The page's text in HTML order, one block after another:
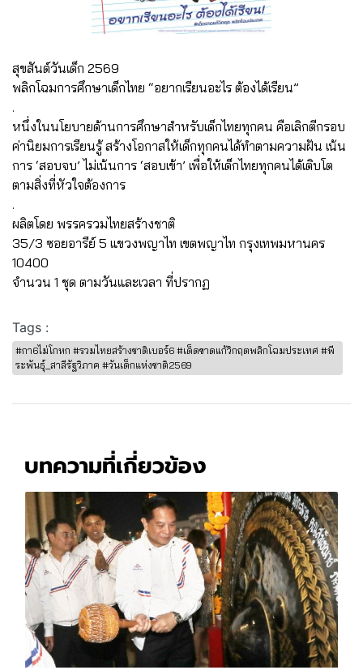
สุขสันต์วันเด็ก 2569
พลิกโฉมการศึกษาเด็กไทย “อยากเรียนอะไร ต้องได้เรียน”
.
หนึ่งในนโยบายด้านการศึกษาสำหรับเด็กไทยทุกคน คือเลิกตีกรอบ
ค่านิยมการเรียนรู้ สร้างโอกาสให้เด็กทุกคนได้ทำตามความฝัน เน้น
การ ‘สอบจบ’ ไม่เน้นการ ‘สอบเข้า’ เพื่อให้เด็กไทยทุกคนได้เติบโต
ตามสิ่งที่หัวใจต้องการ
.
ผลิตโดย พรรครวมไทยสร้างชาติ
35/3 ซอยอารีย์ 5 แขวงพญาไท เขตพญาไท กรุงเทพมหานคร
10400
จำนวน 1 ชุด ตามวันและเวลา ที่ปรากฏ
Tags :
#กา6ไม่โกหก #รวมไทยสร้างชาติเบอร์6 #เด็ดขาดแก้วิกฤตพลิกโฉมประเทศ #พี
ระพันธุ์_สาลีรัฐวิภาค #วันเด็กแห่งชาติ2569
บทความที่เกี่ยวข้อง